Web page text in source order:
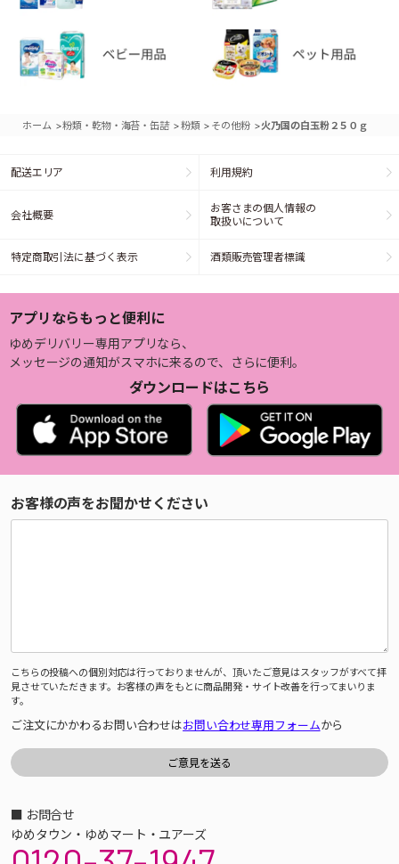
ホーム >粉類・乾物・海苔・缶詰 >粉類 > その他粉 >火乃国の白玉粉２５０ｇ
配送エリア 利用規約
会社概要
お客さまの個人情報の
取扱いについて
特定商取引法に基づく表示 酒類販売管理者標識
アプリならもっと便利に
ゆめデリバリー専用アプリなら、
メッセージの通知がスマホに来るので、さらに便利。
ダウンロードはこちら
お客様の声をお聞かせください
こちらの投稿への個別対応は行っておりませんが、頂いたご意見はスタッフがすべて拝
見させていただきます。お客様の声をもとに商品開発・サイト改善を行ってまいりま
す。
ご注文にかかわるお問い合わせはお問い合わせ専用フォームから
■ お問合せ
ゆめタウン・ゆめマート・ユアーズ